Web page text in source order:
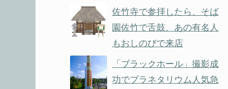
佐竹寺で参拝したら、そば
園佐竹で舌鼓、あの有名人
もおしのびで来店
「ブラックホール」撮影成
功でプラネタリウム人気急